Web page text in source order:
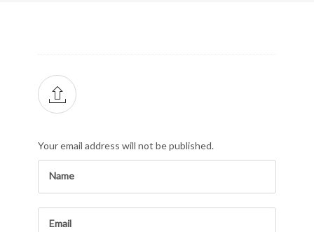
Your email address will not be published.